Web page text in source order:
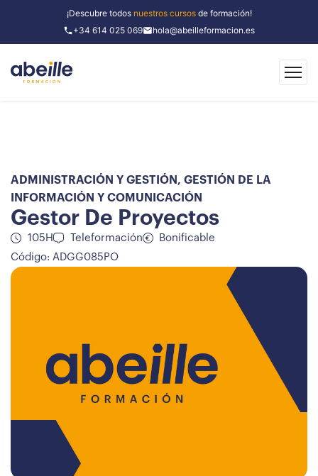
¡Descubre todos nuestros cursosde formación!
+34 614 025 069
hola@abeilleformacion.es
ADMINISTRACIÓN Y GESTIÓN , GESTIÓN DE LA
INFORMACIÓN Y COMUNICACIÓN
Gestor De Proyectos
105H Teleformación
Bonificable
Código: ADGG085PO